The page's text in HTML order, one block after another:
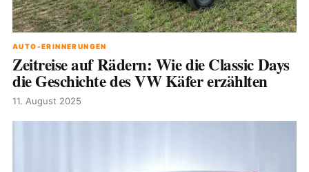
AUTO-ERINNERUNGEN
Zeitreise auf Rädern: Wie die Classic Days
die Geschichte des VW Käfer erzählten
11. August 2025